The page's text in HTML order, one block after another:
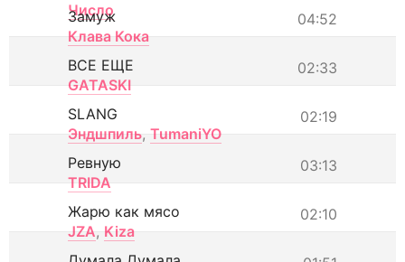
Число
04:52
Замуж
Клава Кока
02:33
ВСЕ ЕЩЕ
GATASKI
02:19
SLANG
Эндшпиль, TumaniYO
03:13
Ревную
TRIDA
02:10
Жарю как мясо
JZA, Kiza